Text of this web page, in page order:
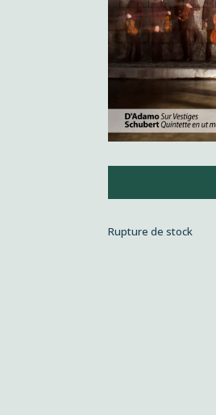
Rupture de stock